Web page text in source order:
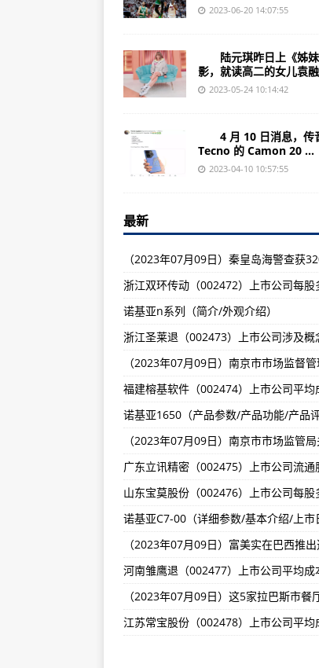
湘约非洲丨中联矿机亮相
（2023年07月04日）我
华为时间管理法（作者简介
辽宁梦网科技（002123
（2023年07月03日）澳
天新动态:
中集集团2023年HSE现场
碧水秀美 山峦如黛 俯瞰
大型乐舞诗画《国韵·匠心
浙江天邦食品（002124）
中新人物｜董宝石：来自
（2023年07月03日）澳新
（2023年07月05日）俄罗
2023-06-20 14:07:55
陆元琪昨日上《姊妹
影，就读高二的女儿袁
2023-05-24 10:14:42
4 月 10 日消息，传
Tecno 的 Camon 20 ...
2023-04-10 10:57:55
最新
诺基亚n系列（简介/外观介绍）
诺基亚1650（产品参数/产品功能/产品评
诺基亚C7-00（详细参数/基本介绍/上市